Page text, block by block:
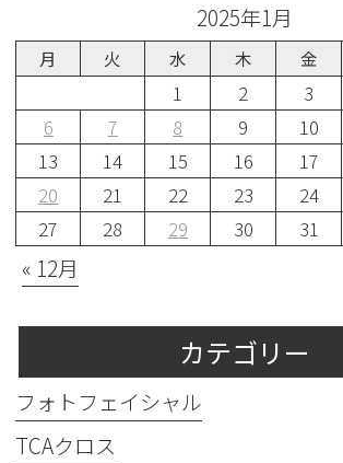
2025年1月
月 火 水 木 金
1 2 3
6
7 8 9 10
13
14 15 16 17
20
21 22 23 24
27
28 29 30 31
« 12月
カテゴリー
フォトフェイシャル
TCAクロス